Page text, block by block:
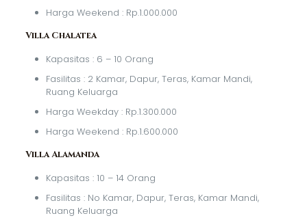
Harga Weekend : Rp.1.000.000
Villa Chalatea
Kapasitas : 6 – 10 Orang
Fasilitas : 2 Kamar, Dapur, Teras, Kamar Mandi,
Ruang Keluarga
Harga Weekday : Rp.1.300.000
Harga Weekend : Rp.1.600.000
Villa Alamanda
Kapasitas : 10 – 14 Orang
Fasilitas : No Kamar, Dapur, Teras, Kamar Mandi,
Ruang Keluarga